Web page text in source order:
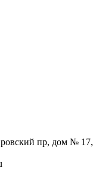
пр, дом № 17,